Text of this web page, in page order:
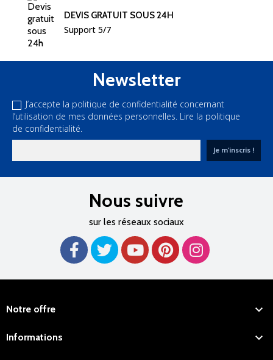
DEVIS GRATUIT SOUS 24H
Support 5/7
Newsletter
J’accepte la politique de confidentialité concernant
l’utilisation de mes données personnelles. Lire la politique
de confidentialité.
Nous suivre
sur les réseaux sociaux
Notre offre 
Informations 